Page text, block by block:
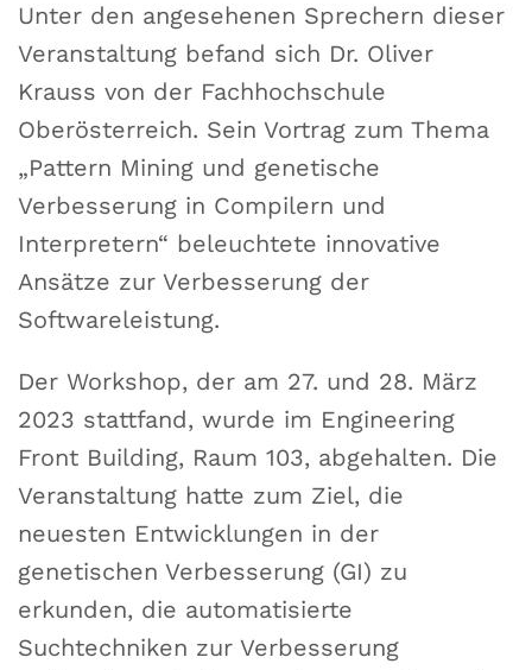
Unter den angesehenen Sprechern dieser
Veranstaltung befand sich Dr. Oliver
Krauss von der Fachhochschule
Oberösterreich. Sein Vortrag zum Thema
„Pattern Mining und genetische
Verbesserung in Compilern und
Interpretern“ beleuchtete innovative
Ansätze zur Verbesserung der
Softwareleistung.
Der Workshop, der am 27. und 28. März
2023 stattfand, wurde im Engineering
Front Building, Raum 103, abgehalten. Die
Veranstaltung hatte zum Ziel, die
neuesten Entwicklungen in der
genetischen Verbesserung (GI) zu
erkunden, die automatisierte
Suchtechniken zur Verbesserung